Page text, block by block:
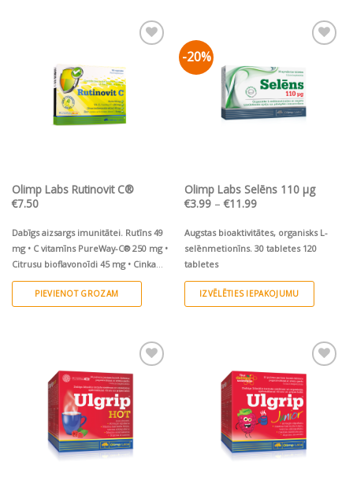
sarakstam
Olimp Labs Rutinovit C®
€7.50
Dabīgs aizsargs imunitātei. Rutīns 49
mg • C vitamīns PureWay-C® 250 mg •
Citrusu bioflavonoīdi 45 mg • Cinka
aminoskābju helāts Albion® 5 mg
PIEVIENOT GROZAM
-20%
sarakstam
Olimp Labs Selēns 110 µg
€3.99 – €11.99Price
through
€11.99
Augstas bioaktivitātes, organisks L-
selēnmetionīns. 30 tabletes 120
tabletes
IZVĒLĒTIES IEPAKOJUMU
variants.
Pievienot vēlmju
sarakstam
Pievienot vēlmju
sarakstam